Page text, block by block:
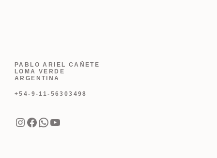
PABLO ARIEL CAÑETE
LOMA VERDE
ARGENTINA
+54-9-11-56303498
Instagram
Facebook
WhatsApp
YouTube